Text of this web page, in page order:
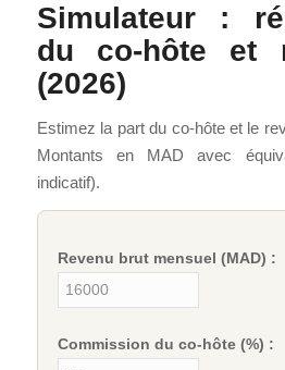
Simulateur :
du co-hôte et
(2026)
Estimez la part du co-hôte et le
Montants en MAD avec
indicatif).
Revenu brut mensuel (MAD) :
Commission du co-hôte (%) :